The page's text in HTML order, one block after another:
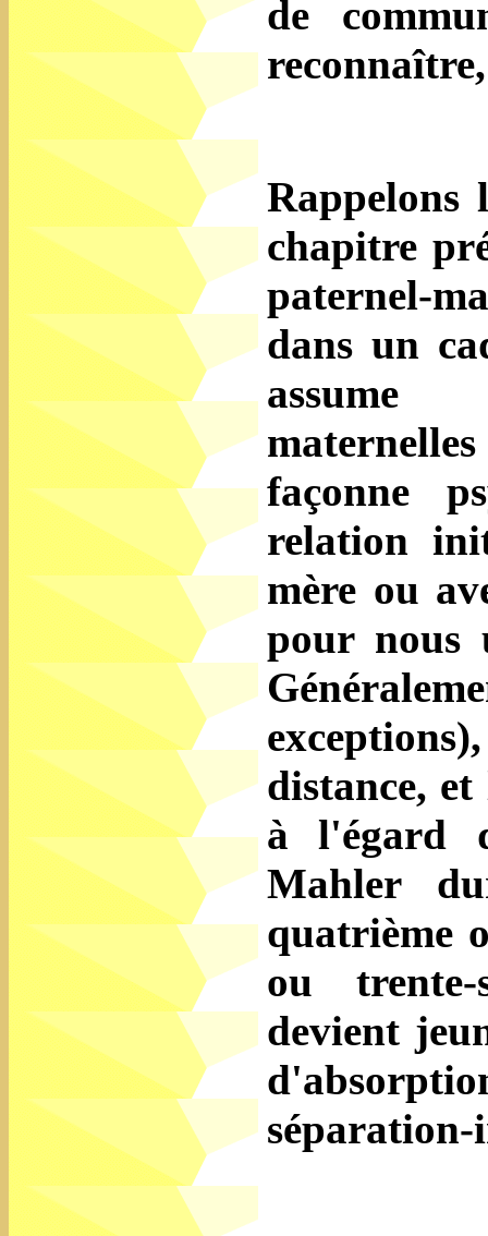
de
Rappelons
chapitre
paternel-
dans un
assume
façonne
relation
mère ou
pour nous
distance,
à l'égard
Mahler
quatrième
ou
devient